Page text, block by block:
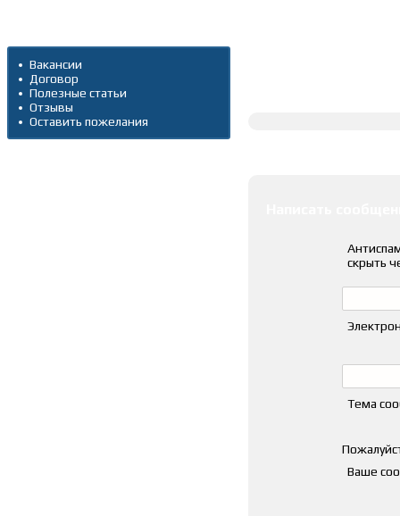
скрыть
Тема
Ваше
Вакансии
Договор
Полезные статьи
Отзывы
Оставить пожелания